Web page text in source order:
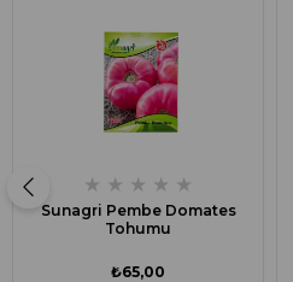
★ ★ ★ ★ ★
Sunagri Pembe Domates
Tohumu
₺65,00